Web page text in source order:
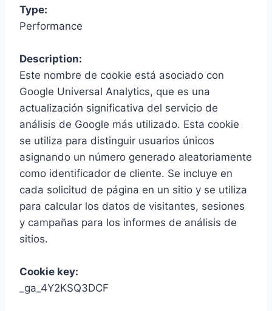
Type:
Performance
Description:
Este nombre de cookie está asociado con
Google Universal Analytics, que es una
actualización significativa del servicio de
análisis de Google más utilizado. Esta cookie
se utiliza para distinguir usuarios únicos
asignando un número generado aleatoriamente
como identificador de cliente. Se incluye en
cada solicitud de página en un sitio y se utiliza
para calcular los datos de visitantes, sesiones
y campañas para los informes de análisis de
sitios.
Cookie key:
_ga_4Y2KSQ3DCF